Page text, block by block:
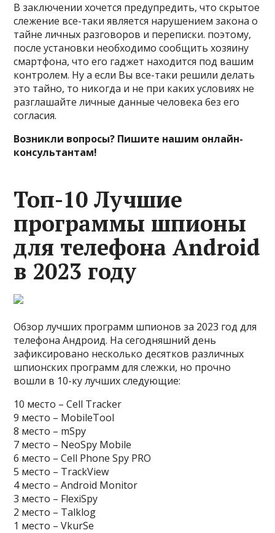
В заключении хочется предупредить, что скрытое
слежение все-таки является нарушением закона о
тайне личных разговоров и переписки. поэтому,
после установки необходимо сообщить хозяину
смартфона, что его гаджет находится под вашим
контролем. Ну а если Вы все-таки решили делать
это тайно, то никогда и не при каких условиях не
разглашайте личные данные человека без его
согласия.
Возникли вопросы? Пишите нашим онлайн-
консультантам!
Топ-10 Лучшие
программы шпионы
для телефона Android
в 2023 году
Обзор лучших программ шпионов за 2023 год для
телефона Андроид. На сегодняшний день
зафиксировано несколько десятков различных
шпионских программ для слежки, но прочно
вошли в 10-ку лучших следующие:
10 место – Cell Tracker
9 место – MobileTool
8 место – mSpy
7 место – NeoSpy Mobile
6 место – Cell Phone Spy PRO
5 место – TrackView
4 место – Android Monitor
3 место – FlexiSpy
2 место – Talklog
1 место – VkurSe